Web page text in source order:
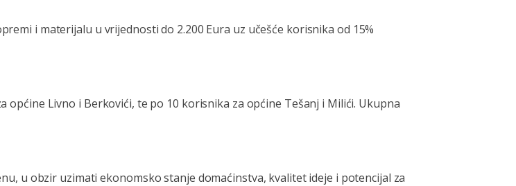
i materijalu u vrijednosti do 2.200 Eura uz učešće korisnika od 15%
općine Livno i Berkovići, te po 10 korisnika za općine Tešanj i Milići. Ukupna
u obzir uzimati ekonomsko stanje domaćinstva, kvalitet ideje i potencijal za